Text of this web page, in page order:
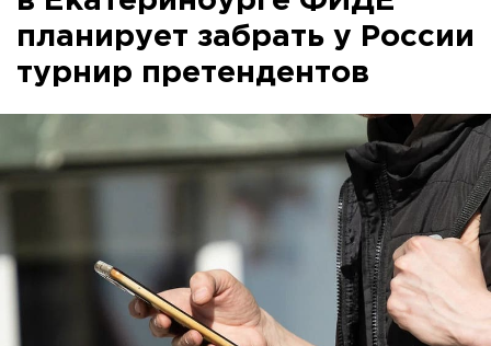
планирует забрать у России
турнир претендентов